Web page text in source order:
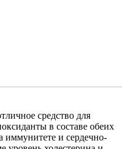
средство для
в составе обеих
иммунитете и сердечно-